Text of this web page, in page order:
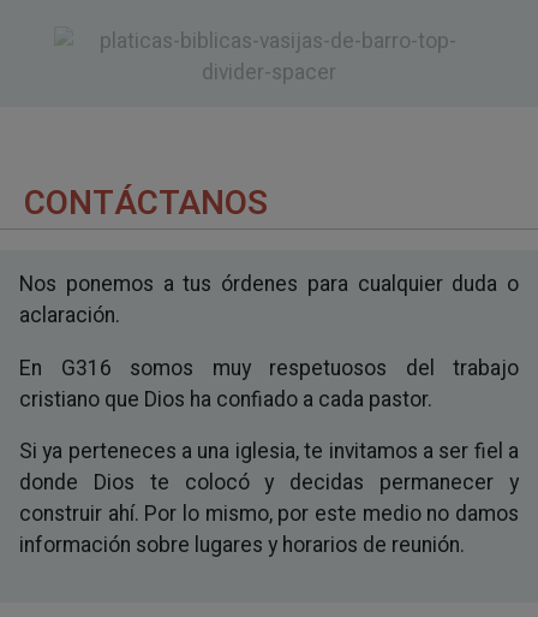
CONTÁCTANOS
Nos ponemos a tus órdenes para cualquier duda o
aclaración.
En G316 somos muy respetuosos del trabajo
cristiano que Dios ha confiado a cada pastor.
Si ya perteneces a una iglesia, te invitamos a ser fiel a
donde Dios te colocó y decidas permanecer y
construir ahí. Por lo mismo, por este medio no damos
información sobre lugares y horarios de reunión.